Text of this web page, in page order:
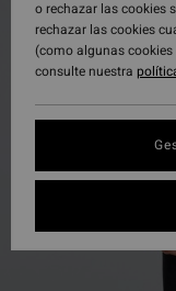
o rechazar las cookies
rechazar las cookies
(como algunas
consulte nuestra